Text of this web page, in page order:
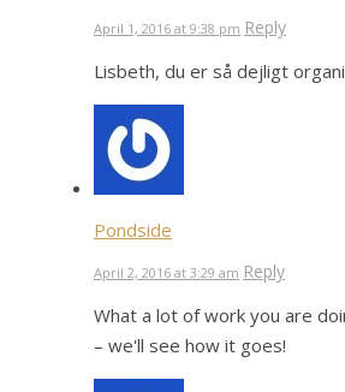
April 1, 2016 at 9:38 pm Reply
Lisbeth, du er så dejligt
Pondside
April 2, 2016 at 3:29 am Reply
What a lot of work you are
– we'll see how it goes!